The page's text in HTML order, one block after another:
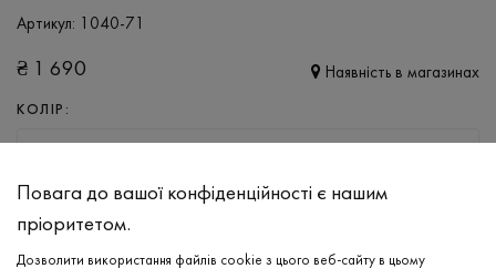
Артикул: 1040-71
₴ 1 690 Наявність в магазинах
КОЛІР:
Повага до вашої конфіденційності є нашим
пріоритетом.
Дозволити використання файлів cookie з цього веб-сайту в цьому